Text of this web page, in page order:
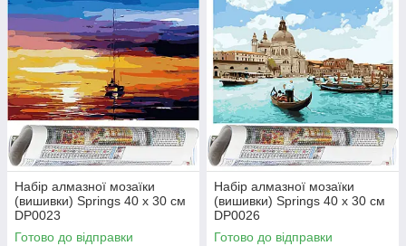
Набір алмазної мозаїки
(вишивки) Springs 40 x 30 см
DP0023
Готово до відправки
Набір алмазної мозаїки
(вишивки) Springs 40 x 30 см
DP0026
Готово до відправки